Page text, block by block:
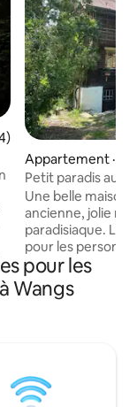
de 4,99 sur 5,
Appartement ·
Petit paradis au-
Une belle maison
ancienne, jolie
paradisiaque. La
pour les
une pause dans
ou qui aimeraient
montagnes suisses à pied.
venir en voiture,
faire de la
pour les
Wangs